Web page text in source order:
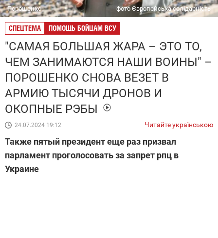
Порошенко фото Європейська солідарність
СПЕЦТЕМА ПОМОЩЬ БОЙЦАМ ВСУ
"САМАЯ БОЛЬШАЯ ЖАРА – ЭТО ТО,
ЧЕМ ЗАНИМАЮТСЯ НАШИ ВОИНЫ" –
ПОРОШЕНКО СНОВА ВЕЗЕТ В
АРМИЮ ТЫСЯЧИ ДРОНОВ И
ОКОПНЫЕ РЭБЫ
24.07.2024 19:12 Читайте українською
Также пятый президент еще раз призвал
парламент проголосовать за запрет рпц в
Украине